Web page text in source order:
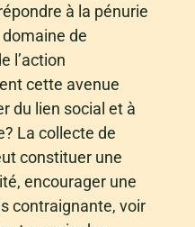
à la pénurie
de
l’action
cette avenue
du lien social et à
La collecte de
constituer une
encourager une
contraignante, voir